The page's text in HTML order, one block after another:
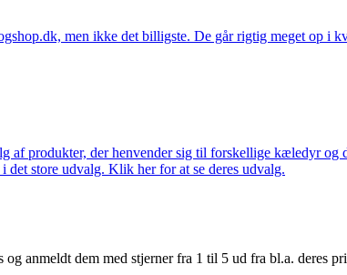
men ikke det billigste. De går rigtig meget op i
af produkter, der henvender sig til forskellige kæledyr
store udvalg. Klik her for at se deres udvalg.
anmeldt dem med stjerner fra 1 til 5 ud fra bl.a. deres